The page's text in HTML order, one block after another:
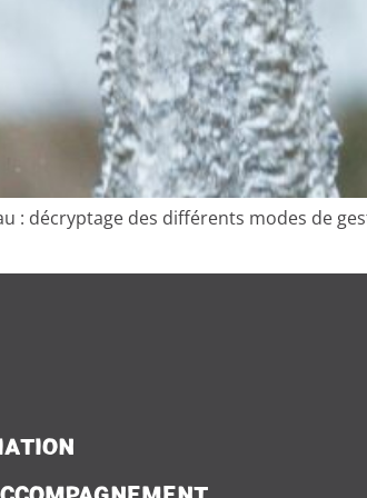
: décryptage des différents modes de